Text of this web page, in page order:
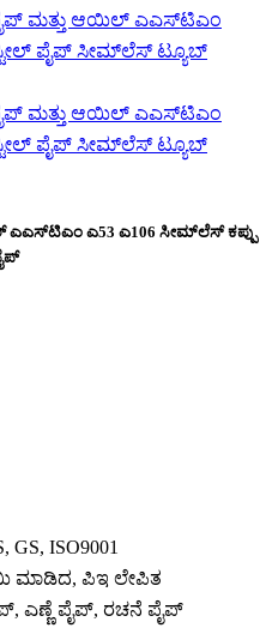
ಎ53 ಎ106 ಸೀಮ್‌ಲೆಸ್ ಕಪ್ಪು
GS, ISO9001
ಮಾಡಿದ, ಪಿಇ ಲೇಪಿತ
ಎಣ್ಣೆ ಪೈಪ್, ರಚನೆ ಪೈಪ್